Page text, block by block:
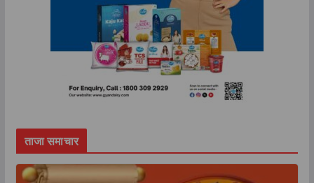
ताजा समाचार